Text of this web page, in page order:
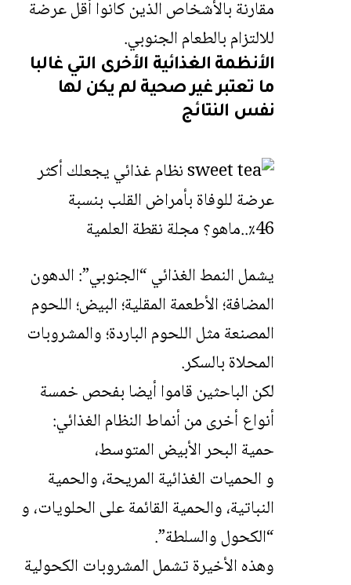
مقارنة بالأشخاص الذين كانوا أقل عرضة
للالتزام بالطعام الجنوبي.
الأنظمة الغذائية الأخرى التي غالبا
ما تعتبر غير صحية لم يكن لها
نفس النتائج
يشمل النمط الغذائي “الجنوبي”: الدهون
المضافة؛ الأطعمة المقلية؛ البيض؛ اللحوم
المصنعة مثل اللحوم الباردة؛ والمشروبات
المحلاة بالسكر.
لكن الباحثين قاموا أيضا بفحص خمسة
أنواع أخرى من أنماط النظام الغذائي:
حمية البحر الأبيض المتوسط​،
و الحميات الغذائية المريحة، والحمية
النباتية، والحمية القائمة على الحلويات، و
“الكحول والسلطة”.
وهذه الأخيرة تشمل المشروبات الكحولية